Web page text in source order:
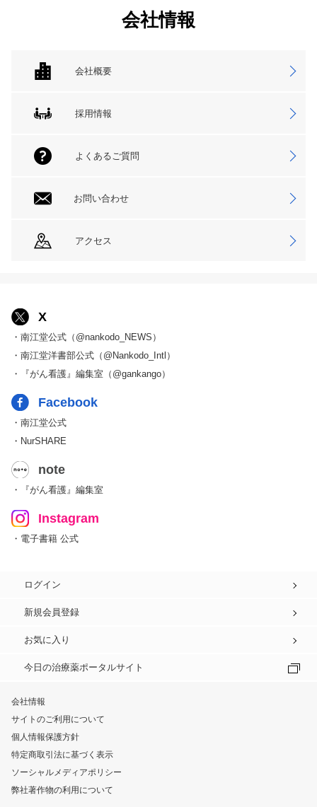
会社情報
会社概要
採用情報
よくあるご質問
お問い合わせ
アクセス
X
・南江堂公式（@nankodo_NEWS）
・南江堂洋書部公式（@Nankodo_Intl）
・『がん看護』編集室（@gankango）
Facebook
・南江堂公式
・NurSHARE
note
・『がん看護』編集室
Instagram
・電子書籍 公式
ログイン
新規会員登録
お気に入り
今日の治療薬ポータルサイト
会社情報
サイトのご利用について
個人情報保護方針
特定商取引法に基づく表示
ソーシャルメディアポリシー
弊社著作物の利用について